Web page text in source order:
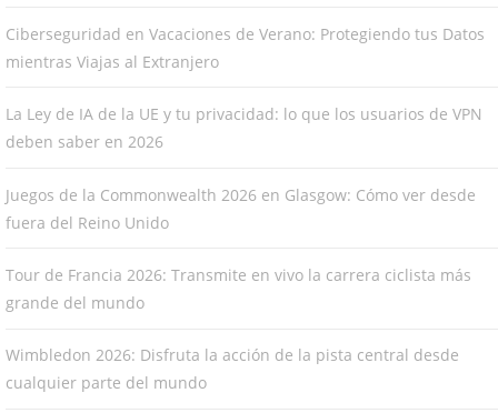
Ciberseguridad en Vacaciones de Verano: Protegiendo tus Datos
mientras Viajas al Extranjero
La Ley de IA de la UE y tu privacidad: lo que los usuarios de VPN
deben saber en 2026
Juegos de la Commonwealth 2026 en Glasgow: Cómo ver desde
fuera del Reino Unido
Tour de Francia 2026: Transmite en vivo la carrera ciclista más
grande del mundo
Wimbledon 2026: Disfruta la acción de la pista central desde
cualquier parte del mundo